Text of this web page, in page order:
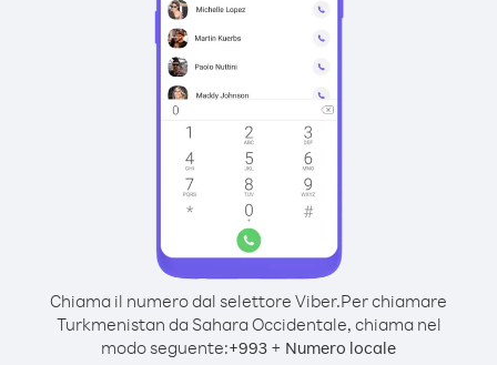
Chiama il numero dal selettore Viber.Per chiamare
Turkmenistan da Sahara Occidentale, chiama nel
modo seguente:+993 + Numero locale